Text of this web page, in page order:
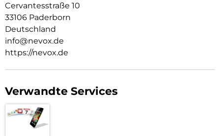
Cervantesstraße 10
33106 Paderborn
Deutschland
info@nevox.de
https://nevox.de
Verwandte Services